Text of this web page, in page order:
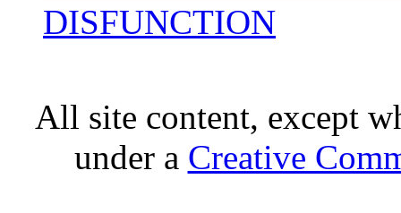
DISFUNCTION
All site content, except
under a Creative